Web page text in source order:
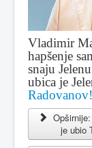
Vladimir
hapšenje
snaju
ubica je
Radovanov!
je ubio